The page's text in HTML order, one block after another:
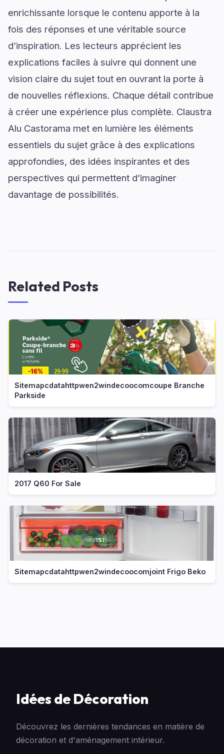
enrichissante lorsque le contenu apporte à la
fois des réponses et une véritable source
d’inspiration. Les lecteurs apprécient les
explications faciles à suivre qui donnent une
vision claire du sujet tout en ouvrant la porte à
de nouvelles réflexions. Chaque détail contribue
à créer une expérience plus complète. Claustra
Alu Castorama met en lumière les éléments
essentiels du sujet grâce à des explications
approfondies, des idées inspirantes et des
perspectives qui permettent d’imaginer
davantage de possibilités.
Related Posts
Sitemapcdatahttpwen2windecoocomcoupe Branche
Parkside
2017 Q60 For Sale
Sitemapcdatahttpwen2windecoocomjoint Frigo Beko
Idées de Décoration
Découvrez les dernières tendances en matière de
décoration et d'aménagement intérieur.